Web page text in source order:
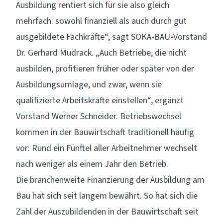
Ausbildung rentiert sich für sie also gleich
mehrfach: sowohl finanziell als auch durch gut
ausgebildete Fachkräfte“, sagt SOKA-BAU-Vorstand
Dr. Gerhard Mudrack. „Auch Betriebe, die nicht
ausbilden, profitieren früher oder später von der
Ausbildungsumlage, und zwar, wenn sie
qualifizierte Arbeitskräfte einstellen“, ergänzt
Vorstand Werner Schneider. Betriebswechsel
kommen in der Bauwirtschaft traditionell häufig
vor: Rund ein Fünftel aller Arbeitnehmer wechselt
nach weniger als einem Jahr den Betrieb.
Die branchenweite Finanzierung der Ausbildung am
Bau hat sich seit langem bewährt. So hat sich die
Zahl der Auszubildenden in der Bauwirtschaft seit